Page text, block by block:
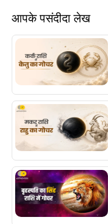
आपके पसंदीदा लेख